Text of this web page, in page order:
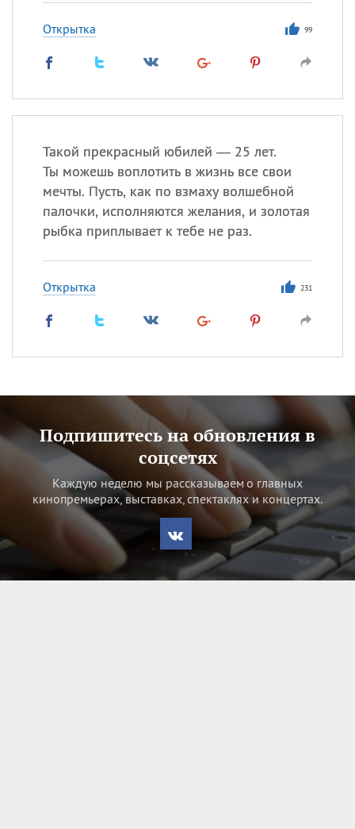
Открытка 99
Такой прекрасный юбилей — 25 лет.
Ты можешь воплотить в жизнь все свои
мечты. Пусть, как по взмаху волшебной
палочки, исполняются желания, и золотая
рыбка приплывает к тебе не раз.
Открытка 231
Подпишитесь на обновления в
соцсетях
Каждую неделю мы рассказываем о главных
кинопремьерах, выставках, спектаклях и концертах.